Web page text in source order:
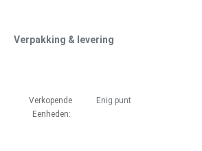
Verpakking & levering
Verkopende
Eenheden:
Enig punt